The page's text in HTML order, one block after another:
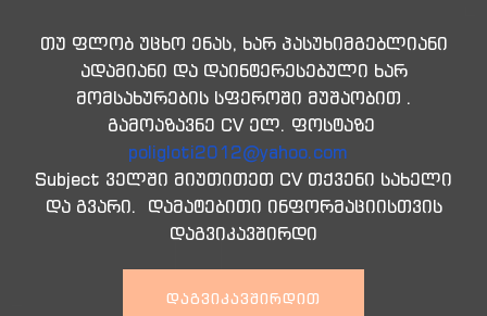
თუ ფლობ უცხო ენას, ხარ პასუხიმგებლიანი
ადამიანი და დაინტერესებული ხარ
მომსახურების სფეროში მუშაობით .
გამოაზავნე CV ელ. ფოსტაზე
poligloti2012@yahoo.com
Subject ველში მიუთითეთ CV თქვენი სახელი
და გვარი. დამატებითი ინფორმაციისთვის
დაგვიკავშირდი
ᲓᲐᲒᲕᲘᲙᲐᲕᲨᲘᲠᲓᲘᲗ